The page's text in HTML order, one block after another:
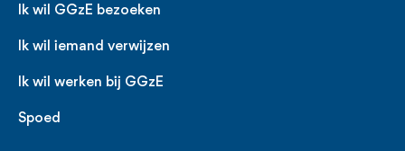
Ik wil GGzE bezoeken
Ik wil iemand verwijzen
Ik wil werken bij GGzE
Spoed